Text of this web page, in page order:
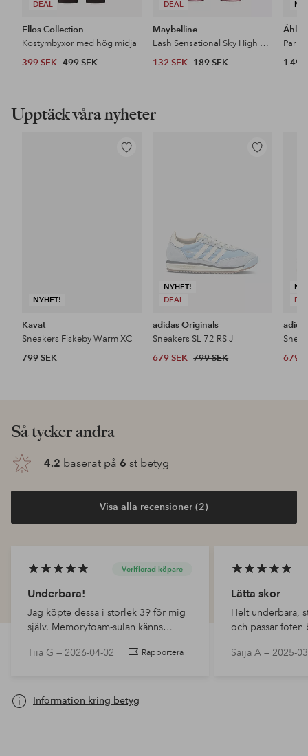
DEAL
Ellos Collection
Kostymbyxor med hög midja
399 SEK 499 SEK
DEAL
Maybelline
Lash Sensational Sky High Mascara
132 SEK 189 SEK 1 499
Upptäck våra nyheter
NYHET!
Lägg
Kavat
Sneakers Fiskeby Warm XC
799 SEK
NYHET!
DEAL
Lägg
adidas Originals
Sneakers SL 72 RS J
679 SEK 799 SEK
679
Så tycker andra
4.2 baserat på 6 st betyg
Visa alla recensioner (2)
Verifierad köpare
Underbara!
Jag köpte dessa i storlek 39 för mig
själv. Memoryfoam-sulan känns
passar även bra för vuxna!
Tiia G — 2026-04-02 Rapportera
Lätta skor
Helt underbara,
och passar foten
Saija A — 2025-
Information kring betyg